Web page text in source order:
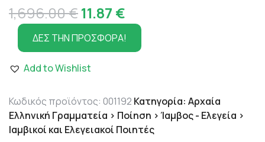
1,696.00€Original
price
was:
1,696.00 €.
11.87 €
τρέχουσα
τιμή
11.87 €.
ΔΕΣ ΤΗΝ ΠΡΟΣΦΟΡΑ!
Add to Wishlist
Κωδικός προϊόντος: 001192 Κατηγορία: Αρχαία
Ελληνική Γραμματεία > Ποίηση > Ίαμβος - Ελεγεία >
Ιαμβικοί και Ελεγειακοί Ποιητές